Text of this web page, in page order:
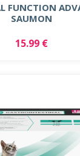
FUNCTION
SAUMON
15.99 €